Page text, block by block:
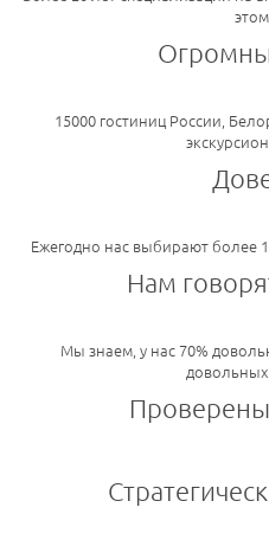
15000 гостиниц России,
Ежегодно нас выбирают более
Нам
Мы знаем, у нас 70%